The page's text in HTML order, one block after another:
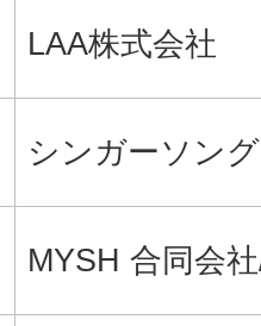
LAA株式会社
シンガーソン
MYSH 合同会